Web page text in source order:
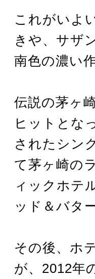
これがいよ
きや、サザ
南色の濃い
伝説の茅ヶ
ヒットとな
されたシン
て茅ヶ崎の
ィックホテ
ッド＆バタ
その後、ホ
が、2012年